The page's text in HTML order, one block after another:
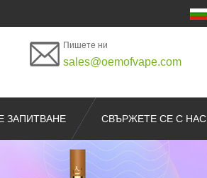
Пишете ни
sales@oemofvape.com
ЗАПИТВАНЕ СВЪРЖЕТЕ СЕ С НАС